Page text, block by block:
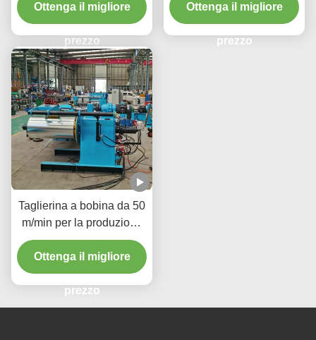
1600 mm Spessore della
bobina 3 mm 120 m/min
Velocità di taglio
Ottenga il migliore
prezzo
M/min
Ottenga il migliore
prezzo
Taglierina a bobina da 50
m/min per la produzione
di componenti metallici di
precisione per l'industria
automobilistica
Ottenga il migliore
prezzo